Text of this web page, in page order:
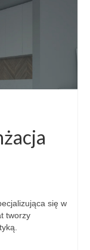
się w
tworzy